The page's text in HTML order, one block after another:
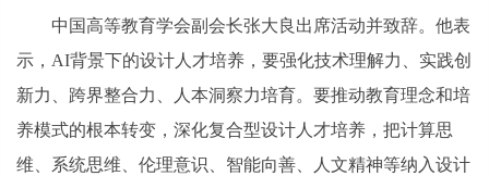
中国高等教育学会副会长张大良出席活动并致辞。他表
示，AI背景下的设计人才培养，要强化技术理解力、实践创
新力、跨界整合力、人本洞察力培育。要推动教育理念和培
养模式的根本转变，深化复合型设计人才培养，把计算思
维、系统思维、伦理意识、智能向善、人文精神等纳入设计